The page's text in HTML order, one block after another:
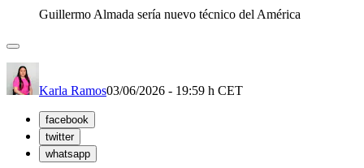
Guillermo Almada sería nuevo técnico del América
Karla Ramos03/06/2026 - 19:59 h CET
facebook
twitter
whatsapp